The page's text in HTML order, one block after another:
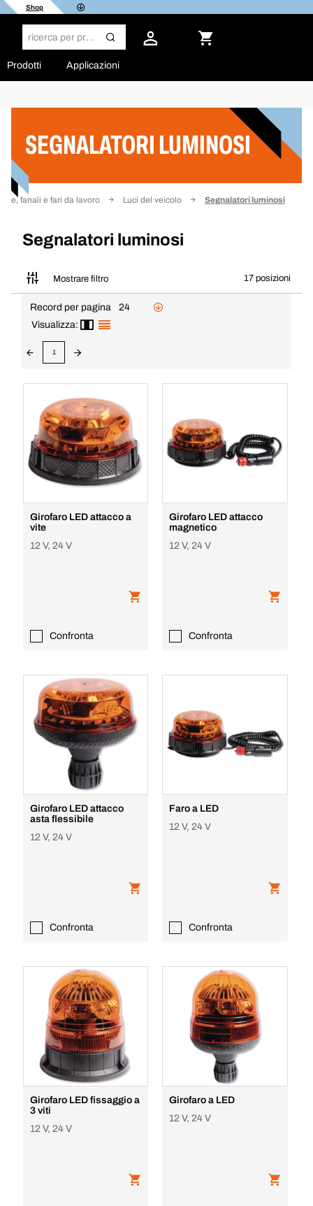
Shop
Prodotti Applicazioni
SEGNALATORI LUMINOSI
fanali e fari da lavoro Luci del veicolo Segnalatori luminosi
Segnalatori luminosi
Mostrare filtro 17 posizioni
Filtro
Record per pagina
24
Visualizza:
1
Girofaro LED attacco a
vite
12 V, 24 V
Confronta
Girofaro LED attacco
magnetico
12 V, 24 V
Confronta
Girofaro LED attacco
asta flessibile
12 V, 24 V
Confronta
Faro a LED
12 V, 24 V
Confronta
Girofaro LED fissaggio a
3 viti
12 V, 24 V
Girofaro a LED
12 V, 24 V